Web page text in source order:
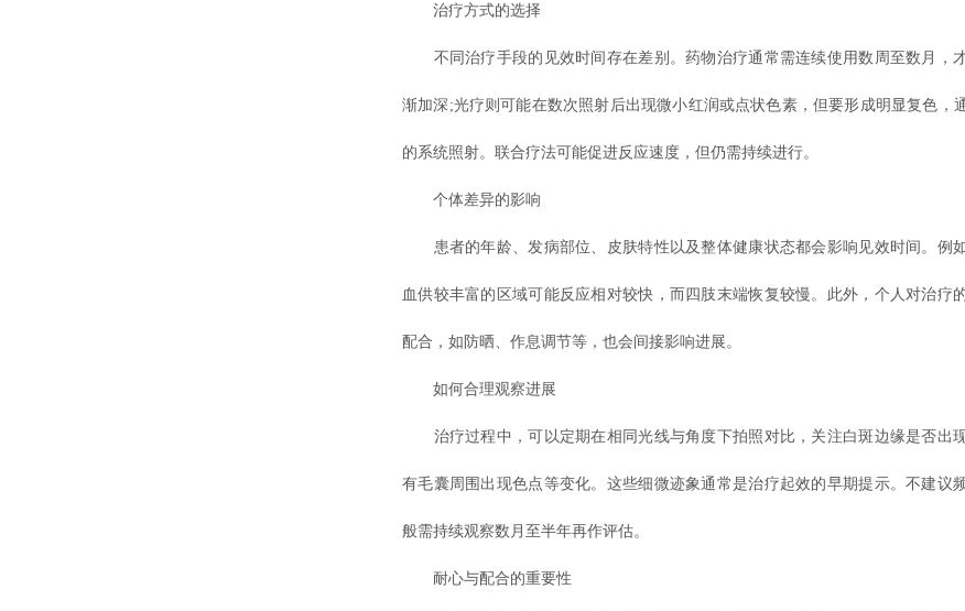
治疗方式的选择
不同治疗手段的见效时间存在差别。药物治疗通常需连续使用数周至数月，
渐加深;光疗则可能在数次照射后出现微小红润或点状色素，但要形成明显复色，
的系统照射。联合疗法可能促进反应速度，但仍需持续进行。
个体差异的影响
患者的年龄、发病部位、皮肤特性以及整体健康状态都会影响见效时间。例
血供较丰富的区域可能反应相对较快，而四肢末端恢复较慢。此外，个人对治疗
配合，如防晒、作息调节等，也会间接影响进展。
如何合理观察进展
治疗过程中，可以定期在相同光线与角度下拍照对比，关注白斑边缘是否出
有毛囊周围出现色点等变化。这些细微迹象通常是治疗起效的早期提示。不建议
般需持续观察数月至半年再作评估。
耐心与配合的重要性